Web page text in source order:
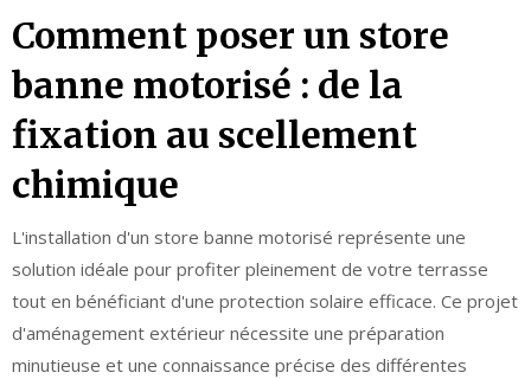
Comment poser un store
banne motorisé : de la
fixation au scellement
chimique
L'installation d'un store banne motorisé représente une
solution idéale pour profiter pleinement de votre terrasse
tout en bénéficiant d'une protection solaire efficace. Ce projet
d'aménagement extérieur nécessite une préparation
minutieuse et une connaissance précise des différentes